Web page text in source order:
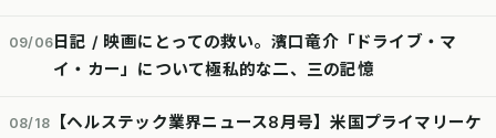
09/06日記 / 映画にとっての救い。濱口竜介「ドライブ・マ
イ・カー」について極私的な二、三の記憶
08/18
【ヘルステック業界ニュース8月号】米国プライマリーケ